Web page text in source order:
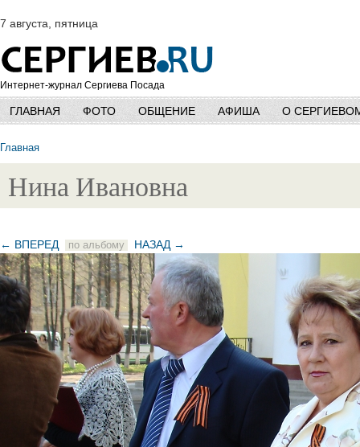
7 августа, пятница
Интернет-журнал Сергиева Посада
ГЛАВНАЯ ФОТО ОБЩЕНИЕ АФИША О
Главная
Нина Ивановна
← ВПЕРЕД по альбому НАЗАД →